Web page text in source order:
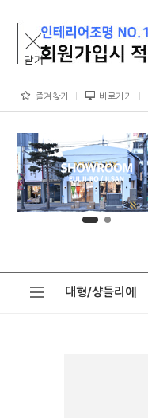
즐겨찾기 바로가기
대형/샹들리에